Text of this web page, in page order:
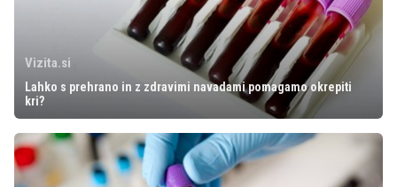
Vizita.si
Lahko s prehrano in z zdravimi navadami pomagamo okrepiti
kri?